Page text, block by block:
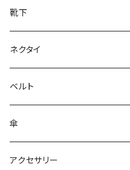
靴下
ネクタイ
ベルト
傘
アクセサリー